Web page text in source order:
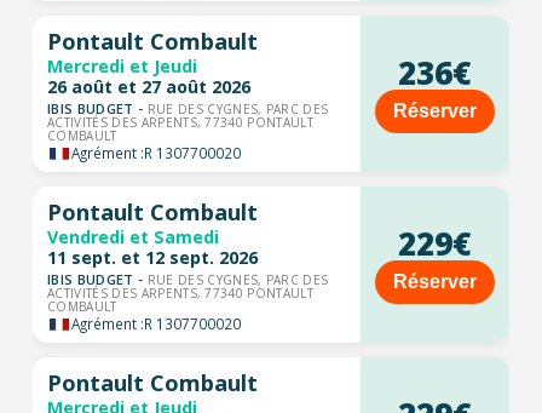
Pontault Combault
Mercredi et Jeudi
26 août et 27 août 2026
IBIS BUDGET - RUE DES CYGNES, PARC DES
ACTIVITÉS DES ARPENTS, 77340 PONTAULT
COMBAULT
Agrément :R 1307700020
236€
Réserver
Pontault Combault
Vendredi et Samedi
11 sept. et 12 sept. 2026
IBIS BUDGET - RUE DES CYGNES, PARC DES
ACTIVITÉS DES ARPENTS, 77340 PONTAULT
COMBAULT
Agrément :R 1307700020
229€
Réserver
Pontault Combault
Mercredi et Jeudi